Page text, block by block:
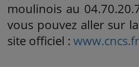
moulinois au
vous pouvez aller sur
site officiel : www.cncs.fr